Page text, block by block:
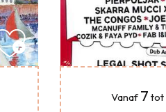
Vanaf 7 tot